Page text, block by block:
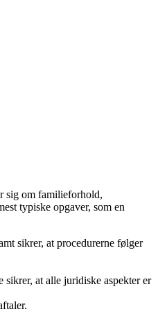
sig om familieforhold,
typiske opgaver, som en
sikrer, at procedurerne følger
at alle juridiske aspekter er